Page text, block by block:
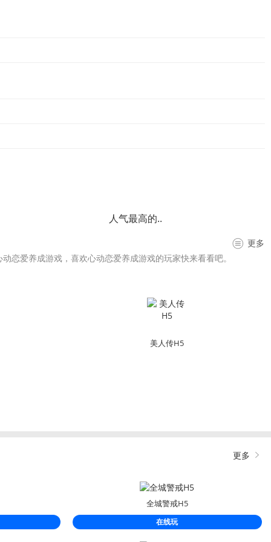
人气最高的..
更多
恋爱养成游戏，喜欢心动恋爱养成游戏的玩家快来看看吧。
美人传H5
更多
全城警戒H5
在线玩